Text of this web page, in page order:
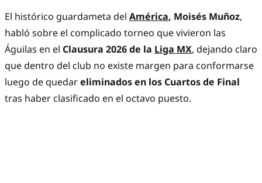
El histórico guardameta del América, Moisés Muñoz,
habló sobre el complicado torneo que vivieron las
Águilas en el Clausura 2026 de la Liga MX, dejando claro
que dentro del club no existe margen para conformarse
luego de quedareliminados en los Cuartos de Final
tras haber clasificado en el octavo puesto.